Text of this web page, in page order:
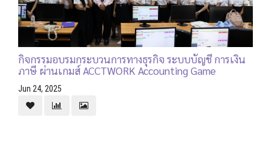
กิจกรรมอบรมกระบวนการทางธุรกิจ ระบบบัญชี การเงิน
ภาษี ผ่านเกมส์ ACCTWORK Accounting Game
Jun 24, 2025